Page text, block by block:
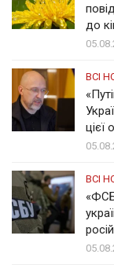
до
ВСІ
цієї
ВСІ